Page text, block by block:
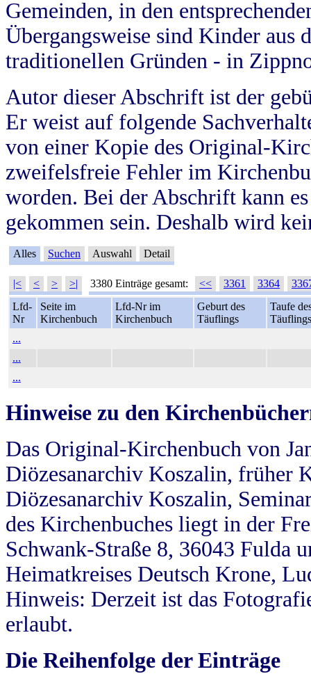
Gemeinden, in den
Übergangsweise sind Kinder aus
traditionellen Gründen - in
Autor dieser Abschrift ist der
Er weist auf folgende
von einer Kopie des Original-
zweifelsfreie Fehler im
worden. Bei der Abschrift kann
gekommen sein. Deshalb wird
Alles Suchen Auswahl Detail
|< < > >| 3380 Einträge gesamt: << 3361 3364
Lfd-
Nr
Seite im
Kirchenbuch
Lfd-Nr im
Kirchenbuch
Geburt des
Täuflings
Taufe
Täuflings
...
...
...
Hinweise zu den
Das Original-Kirchenbuch von
Diözesanarchiv Koszalin, früher
Diözesanarchiv Koszalin,
des Kirchenbuches liegt in der
Schwank-Straße 8, 36043 Fulda
Heimatkreises Deutsch Krone,
Hinweis: Derzeit ist das
erlaubt.
Die Reihenfolge der Einträge